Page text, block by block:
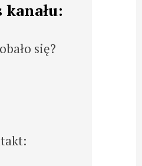
kanału:
się?